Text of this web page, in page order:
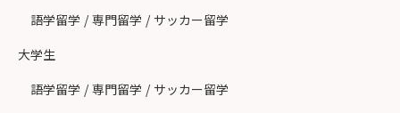
語学留学 / 専門留学 / サッカー留学
大学生
語学留学 / 専門留学 / サッカー留学